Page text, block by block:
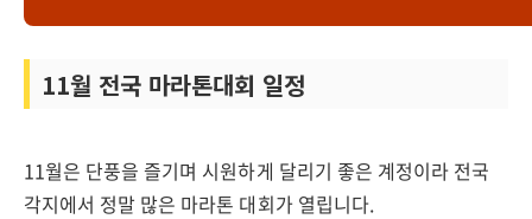
11월 전국 마라톤대회 일정
11월은 단풍을 즐기며 시원하게 달리기 좋은 계정이라 전국
각지에서 정말 많은 마라톤 대회가 열립니다.